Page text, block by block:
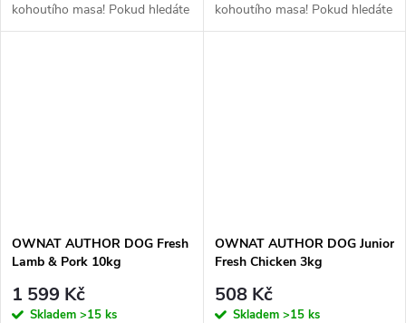
kohoutího masa! Pokud hledáte
krmivo, které poskytne vašemu
kohoutího masa! Pokud hledáte
krmivo, které poskytne vašemu
OWNAT AUTHOR DOG Fresh
Lamb & Pork 10kg
1 599 Kč
Skladem >15 ks
OWNAT AUTHOR DOG Junior
Fresh Chicken 3kg
508 Kč
Skladem >15 ks